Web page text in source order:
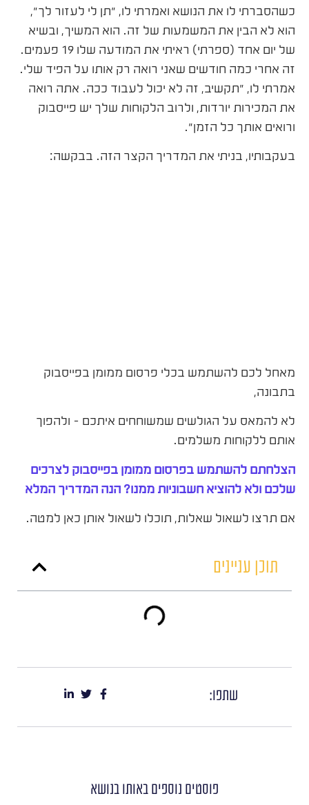
כשהסברתי לו את הנושא ואמרתי לו, "תן לי לעזור לך",
הוא לא הבין את המשמעות של זה. הוא המשיך, ובשיא
של יום אחד (ספרתי) ראיתי את המודעה שלו 19 פעמים.
זה אחרי כמה חודשים שאני רואה רק אותו על הפיד שלי.
אמרתי לו, "תקשיב, זה לא יכול לעבוד ככה. אתה רואה
את המכירות יורדות, ולרוב הלקוחות שלך יש פייסבוק
ורואים אותך כל הזמן".
בעקבותיו, בניתי את המדריך הקצר הזה. בבקשה:
מאחל לכם להשתמש בכלי פרסום ממומן בפייסבוק
בתבונה,
לא להמאס על הגולשים שמשוחחים איתכם – ולהפוך
אותם ללקוחות משלמים.
הצלחתם להשתמש בפרסום ממומן בפייסבוק לצרכים
שלכם ולא להוציא חשבוניות ממנו? הנה המדריך המלא
אם תרצו לשאול שאלות, תוכלו לשאול אותן כאן למטה.
תוכן עניינים
שתפו:
פוסטים נוספים באותו בנושא